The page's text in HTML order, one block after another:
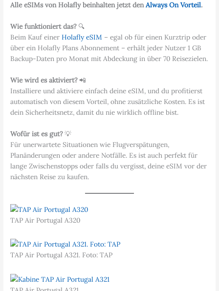
Alle eSIMs von Holafly beinhalten jetzt denAlways On Vorteil.
Wie funktioniert das? 🔍
Beim Kauf einerHolafly eSIM – egal ob für einen Kurztrip oder
über ein Holafly Plans Abonnement – erhält jeder Nutzer 1 GB
Backup-Daten pro Monat mit Abdeckung in über 70 Reisezielen.
Wie wird es aktiviert?📲
Installiere und aktiviere einfach deine eSIM, und du profitierst
automatisch von diesem Vorteil, ohne zusätzliche Kosten. Es ist
dein Sicherheitsnetz, damit du nie wirklich offline bist.
Wofür ist es gut?💡
Für unerwartete Situationen wie Flugverspätungen,
Planänderungen oder andere Notfälle. Es ist auch perfekt für
lange Zwischenstopps oder falls du vergisst, deine eSIM vor der
nächsten Reise zu kaufen.
TAP Air Portugal A320
TAP Air Portugal A321. Foto: TAP